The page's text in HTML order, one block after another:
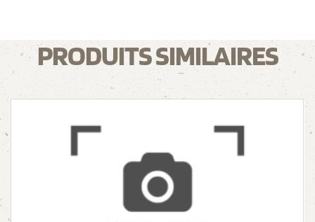
PRODUITS SIMILAIRES